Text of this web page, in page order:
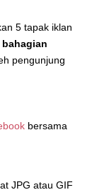
5 tapak iklan
pengunjung
bersama
JPG atau GIF